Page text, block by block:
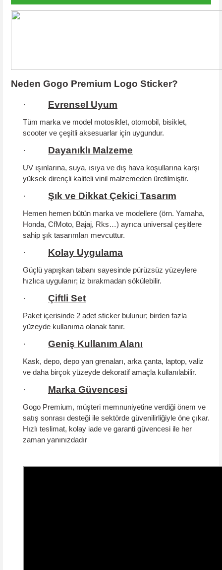
Neden Gogo Premium Logo Sticker?
·
Evrensel Uyum
Tüm marka ve model motosiklet, otomobil, bisiklet,
scooter ve çeşitli aksesuarlar için uygundur.
· Dayanıklı Malzeme
UV ışınlarına, suya, ısıya ve dış hava koşullarına karşı
yüksek dirençli kaliteli vinil malzemeden üretilmiştir.
· Şık ve Dikkat Çekici Tasarım
Hemen hemen bütün marka ve modellere (örn. Yamaha,
Honda, CfMoto, Bajaj, Rks…) ayrıca universal çeşitlere
sahip şık tasarımları mevcuttur.
· Kolay Uygulama
Güçlü yapışkan tabanı sayesinde pürüzsüz yüzeylere
hızlıca uygulanır; iz bırakmadan sökülebilir.
· Çiftli Set
Paket içerisinde 2 adet sticker bulunur; birden fazla
yüzeyde kullanıma olanak tanır.
· Geniş Kullanım Alanı
Kask, depo, depo yan grenaları, arka çanta, laptop, valiz
ve daha birçok yüzeyde dekoratif amaçla kullanılabilir.
· Marka Güvencesi
Gogo Premium, müşteri memnuniyetine verdiği önem ve
satış sonrası desteği ile sektörde güvenilirliğiyle öne çıkar.
Hızlı teslimat, kolay iade ve garanti güvencesi ile her
zaman yanınızdadır